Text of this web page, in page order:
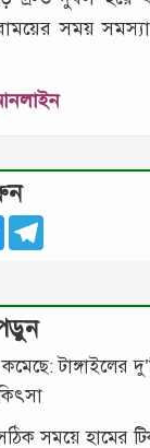
সময়
Twitter
টাঙ্গাইলের
সময়ে হামের